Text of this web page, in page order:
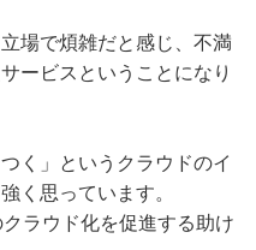
場で煩雑だと感じ、不満
ービスということになり
く」というクラウドのイ
く思っています。
ラウド化を促進する助け